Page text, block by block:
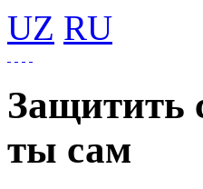
UZ RU
Защитить
ты сам